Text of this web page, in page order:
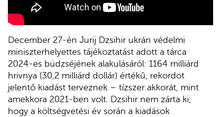
December 27-én Jurij Dzsihir ukrán védelmi
miniszterhelyettes tájékoztatást adott a tárca
2024-es büdzséjének alakulásáról: 1164 milliárd
hrivnya (30,2 milliárd dollár) értékű, rekordot
jelentő kiadást terveznek – tízszer akkorát, mint
amekkora 2021-ben volt. Dzsihir nem zárta ki,
hogy a költségvetési év során a kiadások